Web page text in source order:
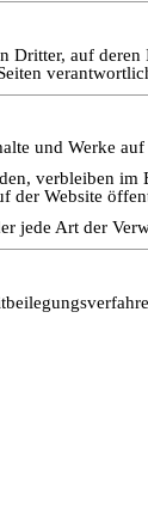
Dritter, auf
und Werke
verbleiben
der Website
jede Art der